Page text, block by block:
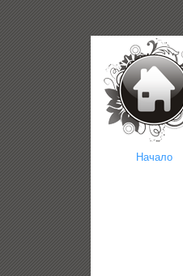
Начало